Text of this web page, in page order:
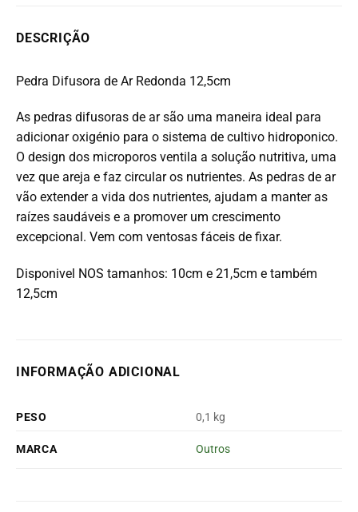
DESCRIÇÃO
Pedra Difusora de Ar Redonda 12,5cm
As pedras difusoras de ar são uma maneira ideal para
adicionar oxigénio para o sistema de cultivo hidroponico.
O design dos microporos ventila a solução nutritiva, uma
vez que areja e faz circular os nutrientes. As pedras de ar
vão extender a vida dos nutrientes, ajudam a manter as
raízes saudáveis e a promover um crescimento
excepcional. Vem com ventosas fáceis de fixar.
Disponivel NOS tamanhos: 10cm e 21,5cm e também
12,5cm
INFORMAÇÃO ADICIONAL
PESO 0,1 kg
MARCA Outros